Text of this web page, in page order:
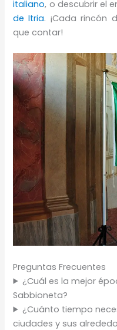
italiano, o descubrir el
de Itria. ¡Cada rincón
que contar!
Preguntas Frecuentes
¿Cuál es la mejor
Sabbioneta?
¿Cuánto tiempo
ciudades y sus